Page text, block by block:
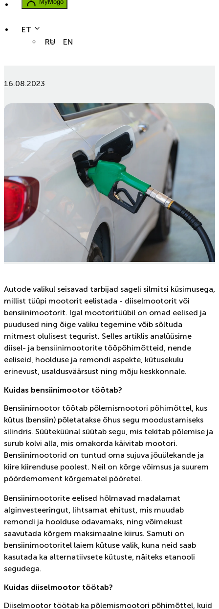
MyMogo
ET
RU
EN
16.08.2023
Autode valikul seisavad tarbijad sageli silmitsi küsimusega,
millist tüüpi mootorit eelistada - diiselmootorit või
bensiinimootorit. Igal mootoritüübil on omad eelised ja
puudused ning õige valiku tegemine võib sõltuda
mitmest olulisest tegurist. Selles artiklis analüüsime
diisel- ja bensiinimootorite tööpõhimõtteid, nende
eeliseid, hoolduse ja remondi aspekte, kütusekulu
erinevust, usaldusväärsust ning mõju keskkonnale.
Kuidas bensiinimootor töötab?
Bensiinimootor töötab põlemismootori põhimõttel, kus
kütus (bensiin) põletatakse õhus segu moodustamiseks
silindris. Süüteküünal süütab segu, mis tekitab põlemise ja
surub kolvi alla, mis omakorda käivitab mootori.
Bensiinimootorid on tuntud oma sujuva jõuülekande ja
kiire kiirenduse poolest. Neil on kõrge võimsus ja suurem
pöördemoment kõrgematel pööretel.
Bensiinimootorite eelised hõlmavad madalamat
alginvesteeringut, lihtsamat ehitust, mis muudab
remondi ja hoolduse odavamaks, ning võimekust
saavutada kõrgem maksimaalne kiirus. Samuti on
bensiinimootoritel laiem kütuse valik, kuna neid saab
kasutada ka alternatiivsete kütuste, näiteks etanooli
segudega.
Kuidas diiselmootor töötab?
Diiselmootor töötab ka põlemismootori põhimõttel, kuid